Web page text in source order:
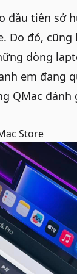
đầu tiên sở
Do đó,
dòng
em đang
QMac đánh
Store